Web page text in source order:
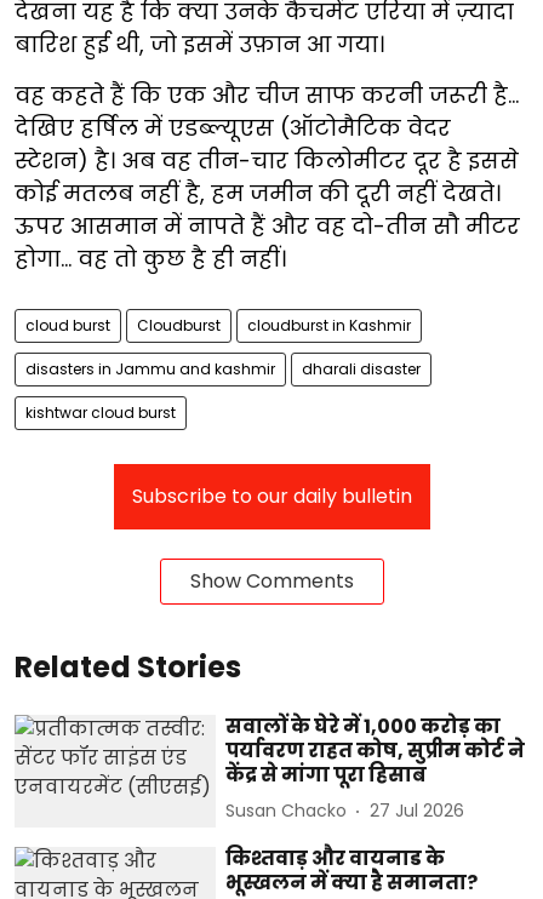
देखना यह है कि क्या उनके कैचमेंट एरिया में ज़्यादा
बारिश हुई थी, जो इसमें उफ़ान आ गया।
वह कहते हैं कि एक और चीज साफ करनी जरूरी है…
देखिए हर्षिल में एडब्ल्यूएस (ऑटोमैटिक वेदर
स्टेशन) है। अब वह तीन-चार किलोमीटर दूर है इससे
कोई मतलब नहीं है, हम जमीन की दूरी नहीं देखते।
ऊपर आसमान में नापते हैं और वह दो-तीन सौ मीटर
होगा... वह तो कुछ है ही नहीं।
cloud burst Cloudburst cloudburst in Kashmir
disasters in Jammu and kashmir dharali disaster
kishtwar cloud burst
Subscribe to our daily bulletin
Show Comments
Related Stories
सवालों के घेरे में 1,000 करोड़ का
पर्यावरण राहत कोष, सुप्रीम कोर्ट ने
केंद्र से मांगा पूरा हिसाब
Susan Chacko 27 Jul 2026
किश्तवाड़ और वायनाड के
भूस्खलन में क्या है समानता?